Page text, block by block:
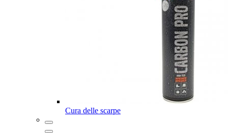
Cura delle scarpe